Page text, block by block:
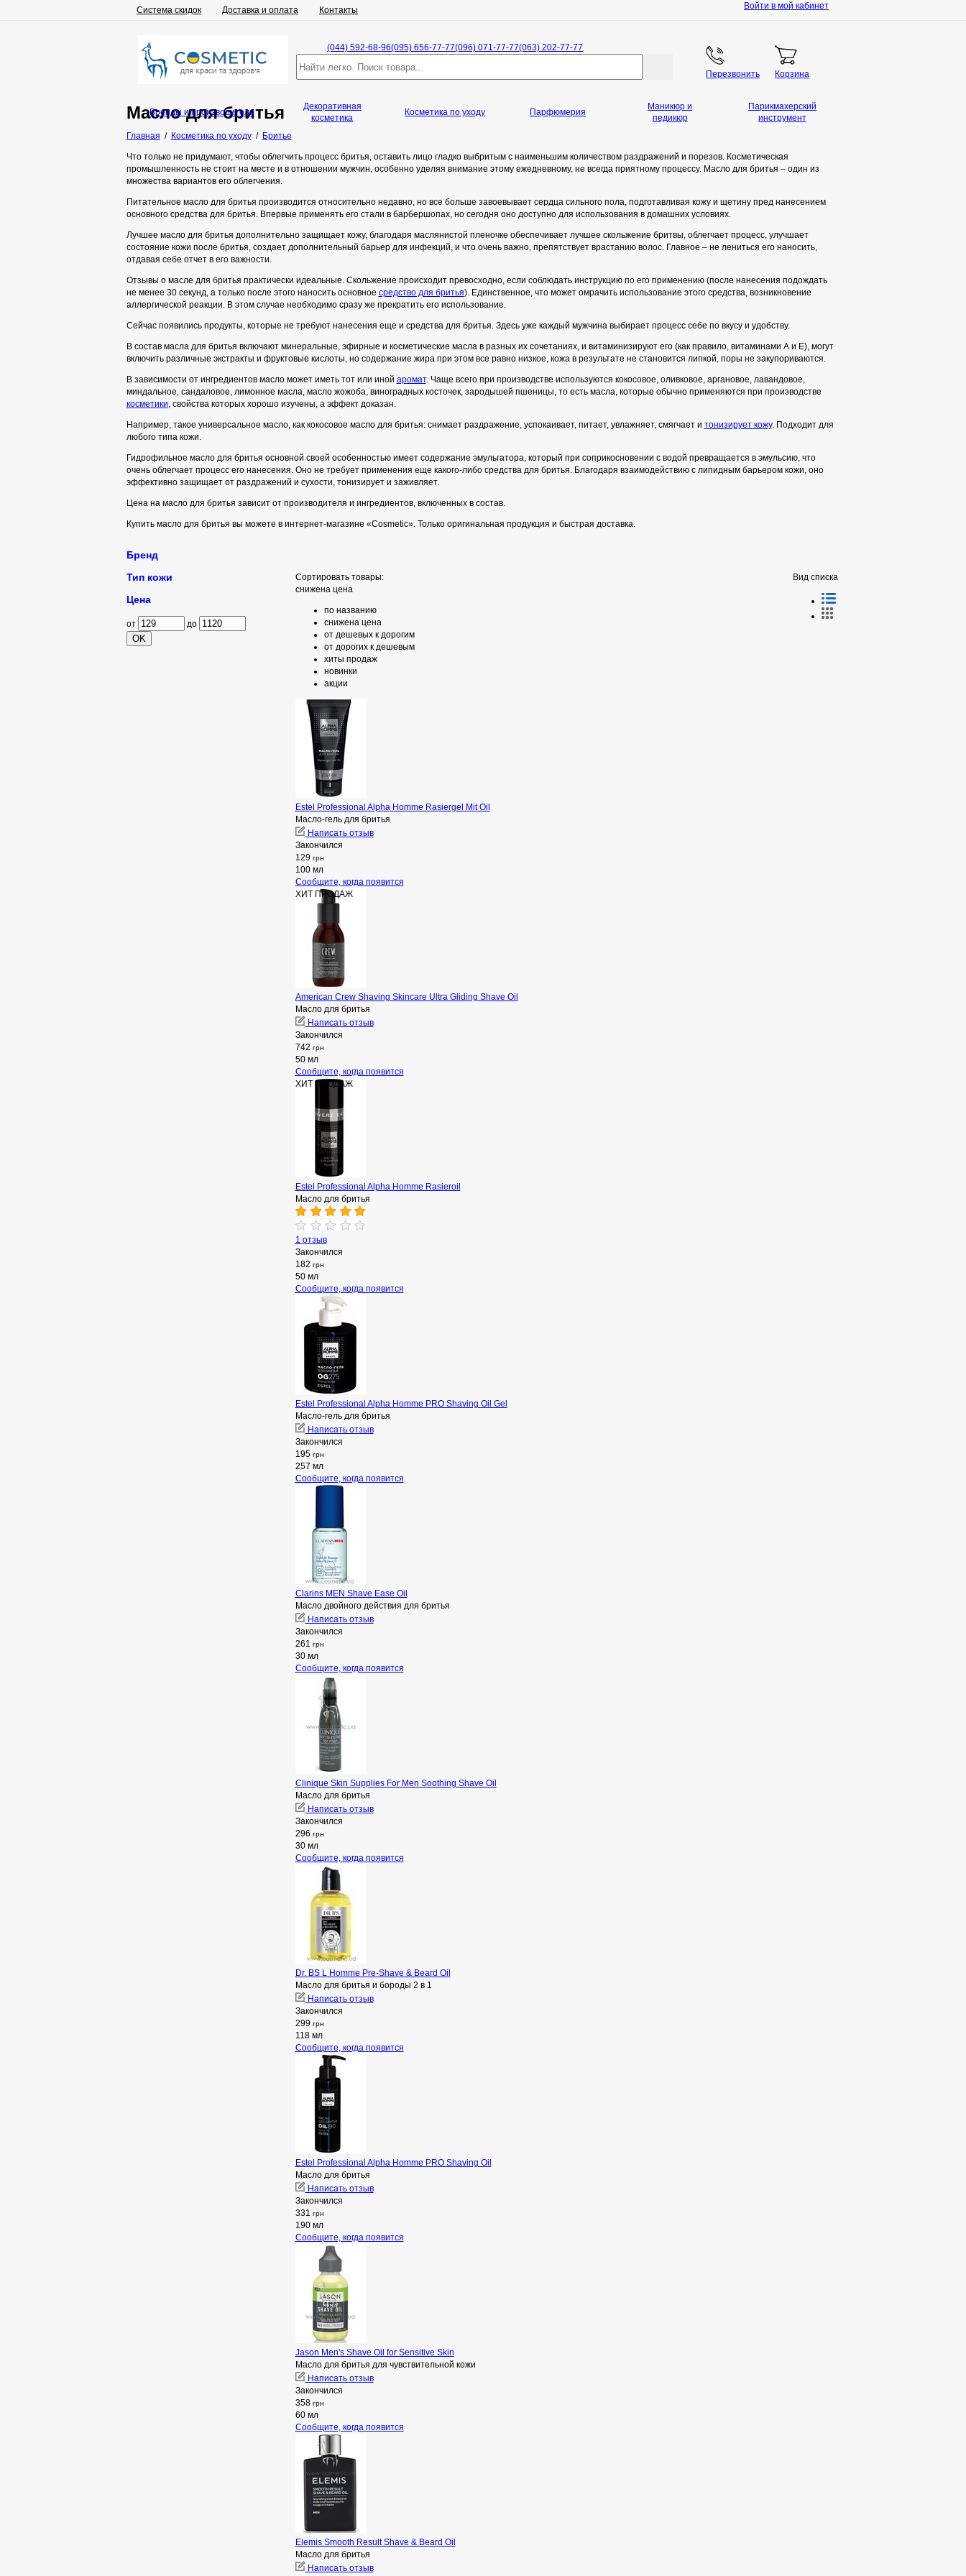
Система скидок Доставка и оплата Контакты Войти в мой кабинет
(044) 592-68-96(095) 656-77-77(096) 071-77-77(063) 202-77-77
Перезвонить Корзина
Масло для бритья
Главная / Косметика по уходу/ Бритье
Что только не придумают, чтобы облегчить процесс бритья, оставить лицо гладко выбритым с наименьшим количеством раздражений и порезов. Косметическая
промышленность не стоит на месте и в отношении мужчин, особенно уделяя внимание этому ежедневному, не всегда приятному процессу. Масло для бритья – один из
множества вариантов его облегчения.
Питательное масло для бритья производится относительно недавно, но все больше завоевывает сердца сильного пола, подготавливая кожу и щетину пред нанесением
основного средства для бритья. Впервые применять его стали в барбершопах, но сегодня оно доступно для использования в домашних условиях.
Лучшее масло для бритья дополнительно защищает кожу, благодаря маслянистой пленочке обеспечивает лучшее скольжение бритвы, облегчает процесс, улучшает
состояние кожи после бритья, создает дополнительный барьер для инфекций, и что очень важно, препятствует врастанию волос. Главное – не лениться его наносить,
отдавая себе отчет в его важности.
Отзывы о масле для бритья практически идеальные. Скольжение происходит превосходно, если соблюдать инструкцию по его применению (после нанесения подождать
не менее 30 секунд, а только после этого наносить основное средство для бритья). Единственное, что может омрачить использование этого средства, возникновение
аллергической реакции. В этом случае необходимо сразу же прекратить его использование.
Сейчас появились продукты, которые не требуют нанесения еще и средства для бритья. Здесь уже каждый мужчина выбирает процесс себе по вкусу и удобству.
В состав масла для бритья включают минеральные, эфирные и косметические масла в разных их сочетаниях, и витаминизируют его (как правило, витаминами А и Е), могут
включить различные экстракты и фруктовые кислоты, но содержание жира при этом все равно низкое, кожа в результате не становится липкой, поры не закупориваются.
В зависимости от ингредиентов масло может иметь тот или иной аромат. Чаще всего при производстве используются кокосовое, оливковое, аргановое, лавандовое,
миндальное, сандаловое, лимонное масла, масло жожоба, виноградных косточек, зародышей пшеницы, то есть масла, которые обычно применяются при производстве
косметики, свойства которых хорошо изучены, а эффект доказан.
Например, такое универсальное масло, как кокосовое масло для бритья: снимает раздражение, успокаивает, питает, увлажняет, смягчает и тонизирует кожу. Подходит для
любого типа кожи.
Гидрофильное масло для бритья основной своей особенностью имеет содержание эмульгатора, который при соприкосновении с водой превращается в эмульсию, что
очень облегчает процесс его нанесения. Оно не требует применения еще какого-либо средства для бритья. Благодаря взаимодействию с липидным барьером кожи, оно
эффективно защищает от раздражений и сухости, тонизирует и заживляет.
Цена на масло для бритья зависит от производителя и ингредиентов, включенных в состав.
Купить масло для бритья вы можете в интернет-магазине «Cosmetic». Только оригинальная продукция и быстрая доставка.
Вид списка
Сортировать товары:
снижена цена
по названию
снижена цена
от дешевых к дорогим
от дорогих к дешевым
хиты продаж
новинки
акции
Estel Professional Alpha Homme Rasiergel Mit Oil
Масло-гель для бритья
Написать отзыв
Закончился
129 грн
100 мл
Сообщите, когда появится
ХИТ ПРОДАЖ
American Crew Shaving Skincare Ultra Gliding Shave Oil
Масло для бритья
Написать отзыв
Закончился
742 грн
50 мл
Сообщите, когда появится
ХИТ ПРОДАЖ
Estel Professional Alpha Homme Rasieroil
Масло для бритья
1 отзыв
Закончился
182 грн
50 мл
Сообщите, когда появится
Estel Professional Alpha Homme PRO Shaving Oil Gel
Масло-гель для бритья
Написать отзыв
Закончился
195 грн
257 мл
Сообщите, когда появится
Clarins MEN Shave Ease Oil
Масло двойного действия для бритья
Написать отзыв
Закончился
261 грн
30 мл
Сообщите, когда появится
Clinique Skin Supplies For Men Soothing Shave Oil
Масло для бритья
Написать отзыв
Закончился
296 грн
30 мл
Сообщите, когда появится
Dr. BS L Homme Pre-Shave & Beard Oil
Масло для бритья и бороды 2 в 1
Написать отзыв
Закончился
299 грн
118 мл
Сообщите, когда появится
Estel Professional Alpha Homme PRO Shaving Oil
Масло для бритья
Написать отзыв
Закончился
331 грн
190 мл
Сообщите, когда появится
Jason Men's Shave Oil for Sensitive Skin
Масло для бритья для чувствительной кожи
Написать отзыв
Закончился
358 грн
60 мл
Сообщите, когда появится
Elemis Smooth Result Shave & Beard Oil
Масло для бритья
Написать отзыв
Бренды и производители
Декоративная
косметика
Косметика по уходу Парфюмерия
Маникюр и
педикюр
Парикмахерский
инструмент
Бренд
Тип кожи
Цена
от до
OK